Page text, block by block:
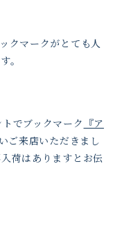
クマークがとても人
。
でブックマーク 『ア
ご来店いただきまし
荷はありますとお伝